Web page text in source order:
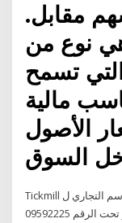
مقابل.
هي نوع من
التي تسمح
مالية
الأصول
Tickmill هو الأسم التجاري ل Tickmill UK Ltd (شركة مسجلة في انكلترا و
ويلز تحت الرقم 09592225). المكتب الرئيسي المسجل : 3rd Floor, 27 -